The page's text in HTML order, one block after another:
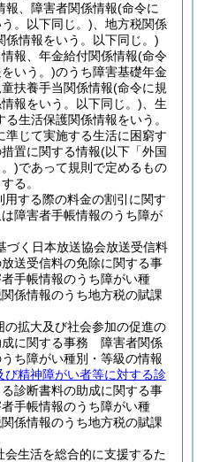
報、障害者関係情報(命令に
。以下同じ。) 、地方税関係
係情報をいう。以下同じ。)
報、年金給付関係情報(命令
いう。)のうち障害基礎年金
扶養手当関係情報(命令に規
報をいう。以下同じ。) 、生
生活保護関係情報をいう。
準じて実施する生活に困窮す
置に関する情報(以下「外国
)であって規則で定めるもの
る。
用する際の料金の割引に関す
障害者手帳情報のうち障が
づく日本放送協会放送受信料
送受信料の免除に関する事
手帳情報のうち障がい種
係情報のうち地方税の賦課
の拡大及び社会参加の促進の
成に関する事務 障害者関係
ち障がい種別・等級の情報
精神障がい者等に対する診
診断書料の助成に関する事
手帳情報のうち障がい種
係情報のうち地方税の賦課
会生活を総合的に支援するた